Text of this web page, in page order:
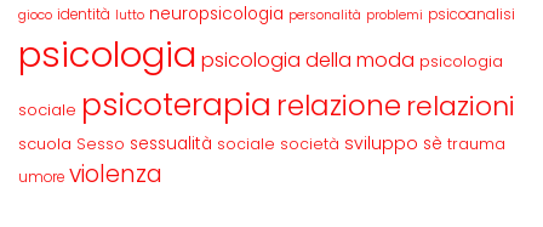
gioco identità lutto neuropsicologia personalità problemi psicoanalisi
psicologia psicologia della moda psicologia
sociale psicoterapia relazione relazioni
scuola Sesso sessualità sociale società sviluppo sè trauma
umore violenza